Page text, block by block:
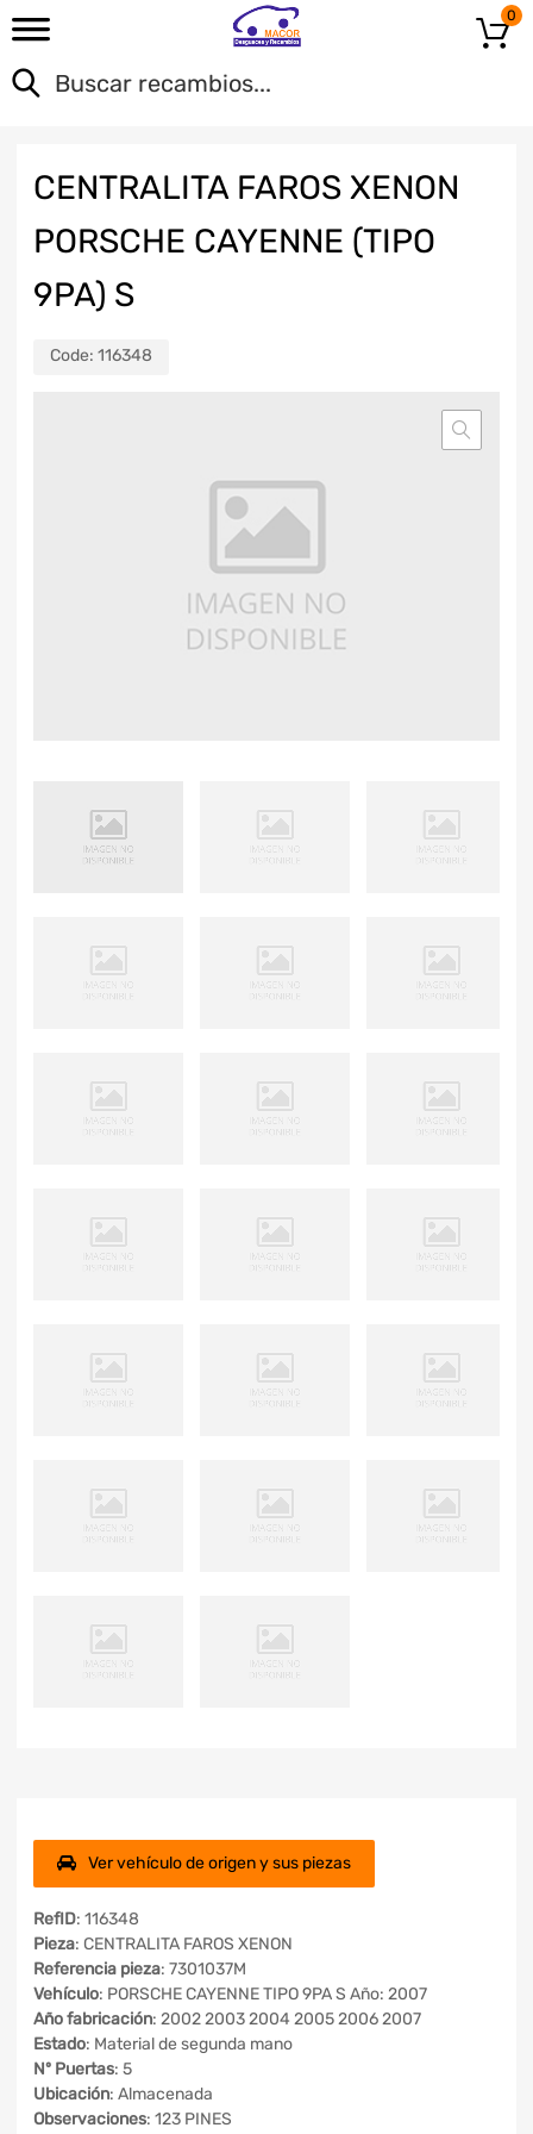
0
CENTRALITA FAROS XENON
PORSCHE CAYENNE (TIPO
9PA) S
Code: 116348
Ver vehículo de origen y sus piezas
RefID: 116348
Pieza: CENTRALITA FAROS XENON
Referencia pieza: 7301037M
Vehículo: PORSCHE CAYENNE TIPO 9PA S Año: 2007
Año fabricación: 2002 2003 2004 2005 2006 2007
Estado: Material de segunda mano
Nº Puertas: 5
Ubicación: Almacenada
Observaciones: 123 PINES